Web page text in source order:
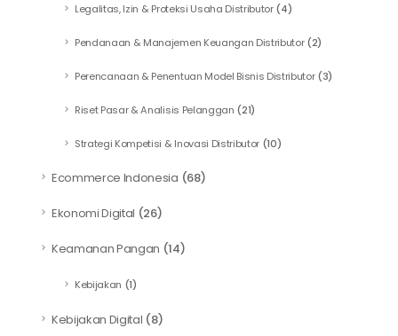
Legalitas, Izin & Proteksi Usaha Distributor(4)
Pendanaan & Manajemen Keuangan Distributor(2)
Perencanaan & Penentuan Model Bisnis Distributor(3)
Riset Pasar & Analisis Pelanggan (21)
Strategi Kompetisi & Inovasi Distributor (10)
Ecommerce Indonesia (68)
Ekonomi Digital (26)
Keamanan Pangan (14)
Kebijakan (1)
Kebijakan Digital (8)